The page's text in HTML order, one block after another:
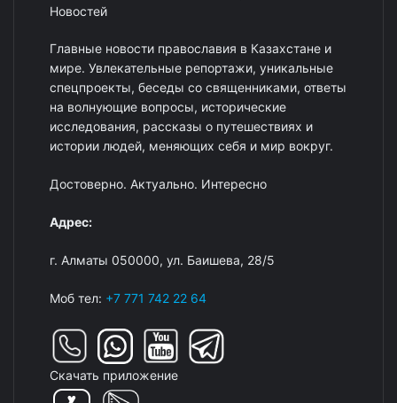
Новостей
Главные новости православия в Казахстане и
мире. Увлекательные репортажи, уникальные
спецпроекты, беседы со священниками, ответы
на волнующие вопросы, исторические
исследования, рассказы о путешествиях и
истории людей, меняющих себя и мир вокруг.
Достоверно. Актуально. Интересно
Адрес:
г. Алматы 050000, ул. Баишева, 28/5
Моб тел: +7 771 742 22 64
Скачать приложение